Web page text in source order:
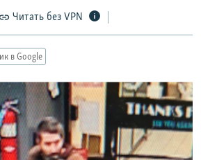
Читать без VPN
в Google